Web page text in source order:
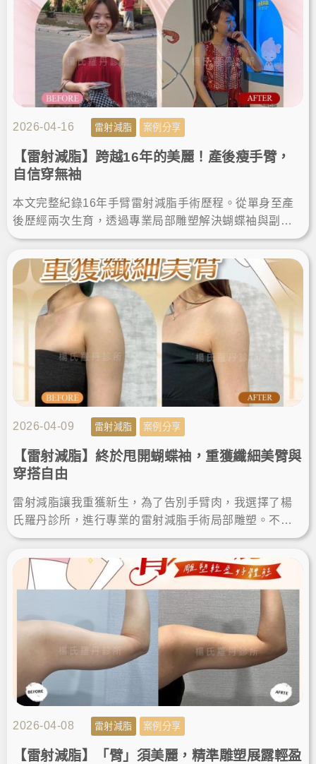
2026-04-16 雷射減脂 案例分享
【雷射減脂】跨越16年的美麗！產後瘦手臂，
自信穿無袖
本文完整紀錄16年手臂雷射減脂手術歷程。從單身至產
後歷經兩次生育，透過專業局部雕塑解決蝴蝶袖與副
乳。分享術後維持纖細體態的關鍵，給追求安全、有感
瘦手臂的人參考。
2026-04-09 雷射減脂 案例分享
【雷射減脂】終於甩開蝴蝶袖，重獲纖細美臂與
穿搭自由
雷射減脂讓我重獲新生，為了告別手臂肉，我選擇了楊
氏羅丹診所，進行專業的雷射減脂手術局部雕塑。不僅
成功瘦手臂，術後的減脂成果也讓我滿意，終於能自信
穿上無袖上衣！
2026-04-08 雷射減脂 案例分享
【雷射減脂】「臂」須美麗，精準雕塑展露輕盈